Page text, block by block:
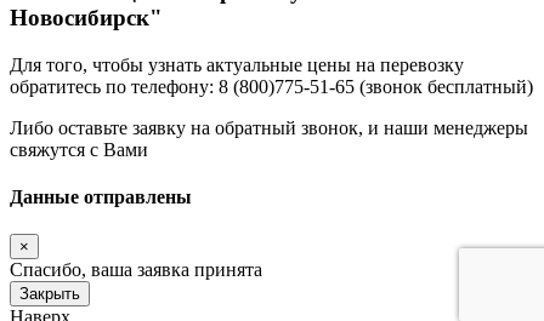
Новосибирск"
Для того, чтобы узнать актуальные цены на перевозку
обратитесь по телефону: 8 (800)775-51-65 (звонок бесплатный)
Либо оставьте заявку на обратный звонок, и наши менеджеры
свяжутся с Вами
Данные отправлены
×
Спасибо, ваша заявка принята
Закрыть